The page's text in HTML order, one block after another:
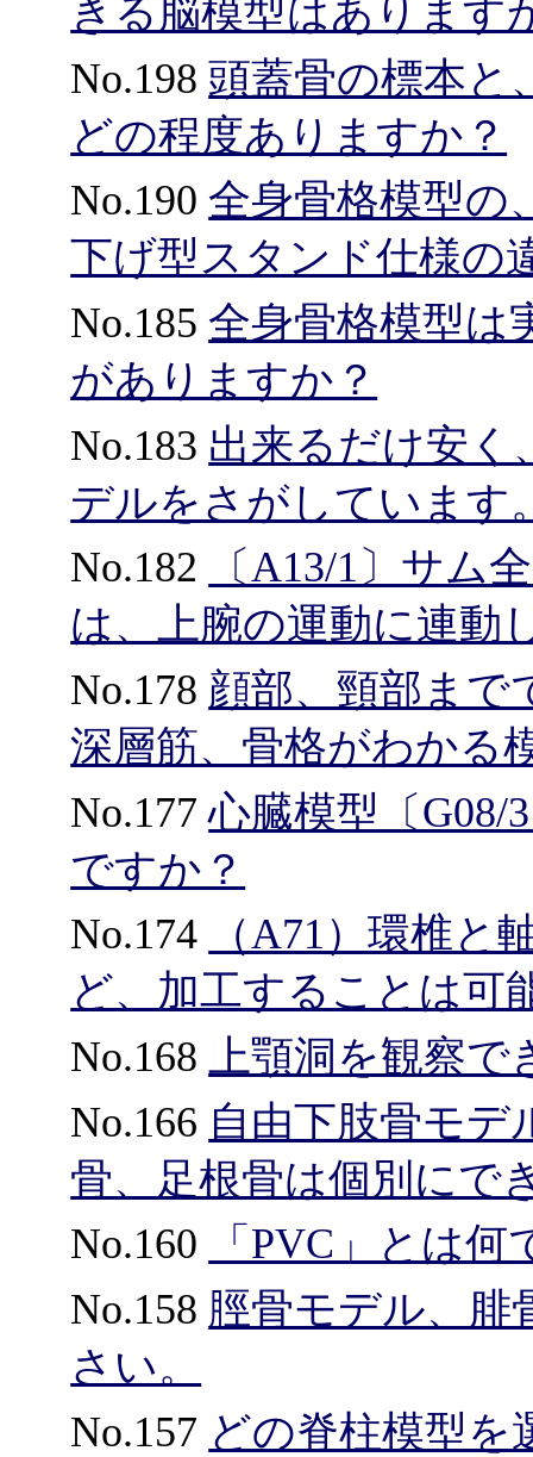
きる脳模型はあります
No.198頭蓋骨の標本と
どの程度ありますか？
No.190 全身骨格模型の
下げ型スタンド仕様の
No.185 全身骨格模型は
がありますか？
No.183 出来るだけ安く
デルをさがしています
No.182
〔A13/1〕サム
は、上腕の運動に連動
No.178 顔部、頸部まで
深層筋、骨格がわかる
No.177心臓模型〔G08/
ですか？
No.174
（A71）環椎と
ど、加工することは可
No.168
上顎洞を観察
No.166 自由下肢骨モデ
骨、足根骨は個別にで
No.160
「PVC」とは何
No.158 脛骨モデル、腓
さい。
No.157 どの脊柱模型を